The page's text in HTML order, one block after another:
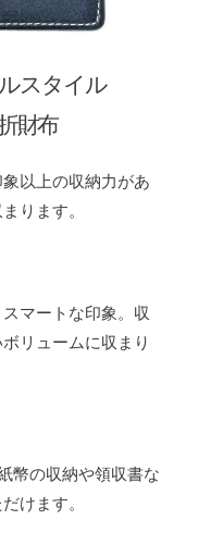
スタイル
財布
以上の収納力があ
ります。
マートな印象。収
リュームに収まり
幣の収納や領収書な
けます。